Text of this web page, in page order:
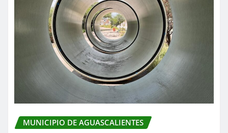
MUNICIPIO DE AGUASCALIENTES